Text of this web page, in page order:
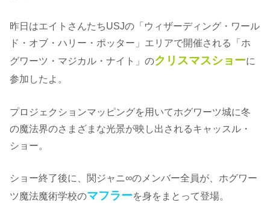
昨日はエイトさんたちUSJの「ウィザーディング・ワール
ド・オブ・ハリー・ポッター」エリアで開催される「ホ
グワーツ・マジカル・ナイト」のクリスマスショーに
参加したよ。
プロジェクションマッピングを用いてホグワーツ城に冬
の魔法界のさまざまな光景が映し出されるキャッスル・
ショー。
ショー終了後に、関ジャニ∞のメンバー全員が、ホグワー
ツ魔法魔術学校のマフラーを身をまとって登場。